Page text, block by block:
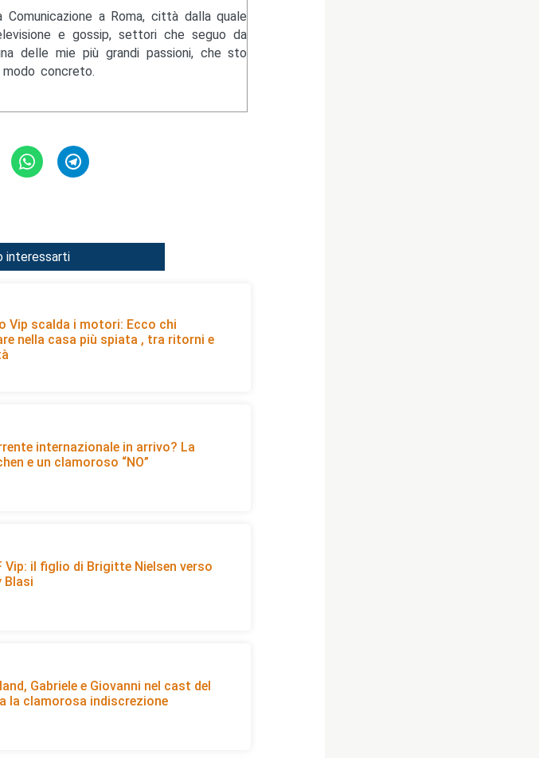
a Roma, città dalla quale
e gossip, settori che seguo da
delle mie più grandi passioni, che sto
concreto.
interessarti
Vip scalda i motori: Ecco chi
nella casa più spiata , tra ritorni e
internazionale in arrivo? La
e un clamoroso “NO”
Vip: il figlio di Brigitte Nielsen verso
Blasi
Gabriele e Giovanni nel cast del
la clamorosa indiscrezione